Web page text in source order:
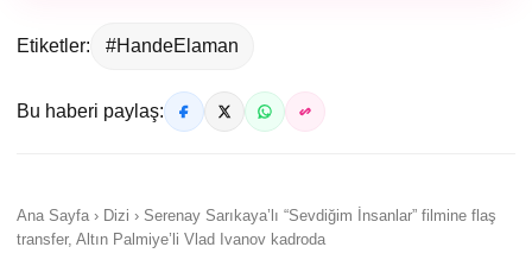
Etiketler: #HandeElaman
Bu haberi paylaş:
Ana Sayfa › Dizi › Serenay Sarıkaya’lı “Sevdiğim İnsanlar” filmine flaş
transfer, Altın Palmiye’li Vlad Ivanov kadroda